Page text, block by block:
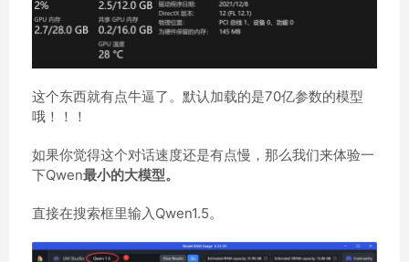
这个东西就有点牛逼了。默认加载的是70亿参数的模型
哦！！！
如果你觉得这个对话速度还是有点慢，那么我们来体验一
下Qwen最小的大模型。
直接在搜索框里输入Qwen1.5。